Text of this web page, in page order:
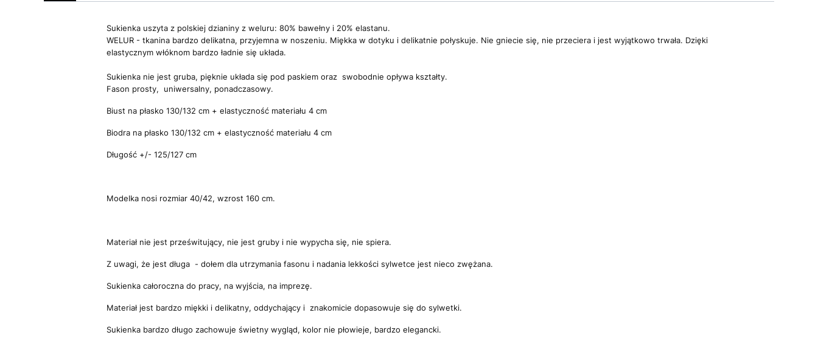
Sukienka uszyta z polskiej dzianiny z weluru: 80% bawełny i 20% elastanu.
WELUR - tkanina bardzo delikatna, przyjemna w noszeniu. Miękka w dotyku i delikatnie połyskuje. Nie gniecie się, nie przeciera i jest wyjątkowo trwała. Dzięki
elastycznym włóknom bardzo ładnie się układa.
Sukienka nie jest gruba, pięknie układa się pod paskiem oraz swobodnie opływa kształty.
Fason prosty, uniwersalny, ponadczasowy.
Biust na płasko 130/132 cm + elastyczność materiału 4 cm
Biodra na płasko 130/132 cm + elastyczność materiału 4 cm
Długość +/- 125/127 cm
Modelka nosi rozmiar 40/42, wzrost 160 cm.
Materiał nie jest prześwitujący, nie jest gruby i nie wypycha się, nie spiera.
Z uwagi, że jest długa - dołem dla utrzymania fasonu i nadania lekkości sylwetce jest nieco zwężana.
Sukienka całoroczna do pracy, na wyjścia, na imprezę.
Materiał jest bardzo miękki i delikatny, oddychający i znakomicie dopasowuje się do sylwetki.
Sukienka bardzo długo zachowuje świetny wygląd, kolor nie płowieje, bardzo elegancki.